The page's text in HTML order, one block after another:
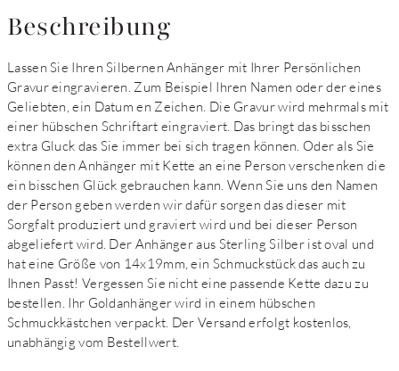
Beschreibung
Lassen Sie Ihren Silbernen Anhänger mit Ihrer Persönlichen
Gravur eingravieren. Zum Beispiel Ihren Namen oder der eines
Geliebten, ein Datum en Zeichen. Die Gravur wird mehrmals mit
einer hübschen Schriftart eingraviert. Das bringt das bisschen
extra Gluck das Sie immer bei sich tragen können. Oder als Sie
können den Anhänger mit Kette an eine Person verschenken die
ein bisschen Glück gebrauchen kann. Wenn Sie uns den Namen
der Person geben werden wir dafür sorgen das dieser mit
Sorgfalt produziert und graviert wird und bei dieser Person
abgeliefert wird. Der Anhänger aus Sterling Silber ist oval und
hat eine Größe von 14x19mm, ein Schmuckstück das auch zu
Ihnen Passt! Vergessen Sie nicht eine passende Kette dazu zu
bestellen. Ihr Goldanhänger wird in einem hübschen
Schmuckkästchen verpackt. Der Versand erfolgt kostenlos,
unabhängig vom Bestellwert.